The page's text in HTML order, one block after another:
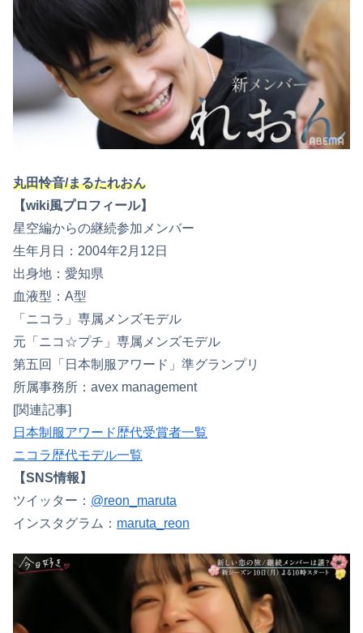
丸田怜音/まるたれおん
【wiki風プロフィール】
星空編からの継続参加メンバー
生年月日：2004年2月12日
出身地：愛知県
血液型：A型
「ニコラ」専属メンズモデル
元「ニコ☆プチ」専属メンズモデル
第五回「日本制服アワード」準グランプリ
所属事務所：avex management
[関連記事]
日本制服アワード歴代受賞者一覧
ニコラ歴代モデル一覧
【SNS情報】
ツイッター： @reon_maruta
インスタグラム： maruta_reon